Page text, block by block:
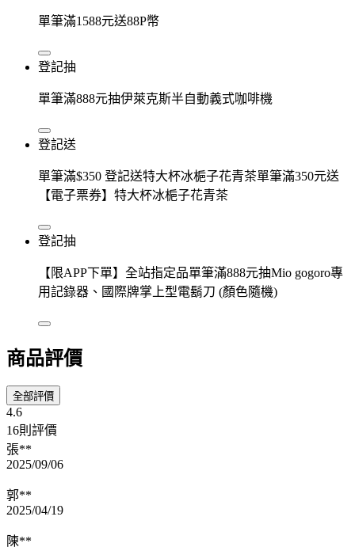
單筆滿1588元送88P幣
登記抽
單筆滿888元抽伊萊克斯半自動義式咖啡機
登記送
單筆滿$350 登記送特大杯冰梔子花青茶單筆滿350元送
【電子票券】特大杯冰梔子花青茶
登記抽
【限APP下單】全站指定品單筆滿888元抽Mio gogoro專
用記錄器、國際牌掌上型電鬍刀 (顏色隨機)
商品評價
全部評價
4.6
16則評價
張**
2025/09/06
郭**
2025/04/19
陳**